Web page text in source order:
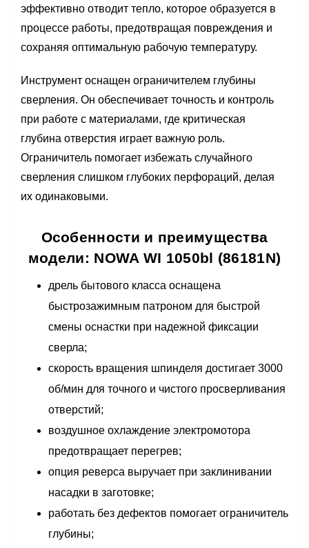
эффективно отводит тепло, которое образуется в
процессе работы, предотвращая повреждения и
сохраняя оптимальную рабочую температуру.
Инструмент оснащен ограничителем глубины
сверления. Он обеспечивает точность и контроль
при работе с материалами, где критическая
глубина отверстия играет важную роль.
Ограничитель помогает избежать случайного
сверления слишком глубоких перфораций, делая
их одинаковыми.
Особенности и преимущества
модели: NOWA WI 1050bl (86181N)
дрель бытового класса оснащена
быстрозажимным патроном для быстрой
смены оснастки при надежной фиксации
сверла;
скорость вращения шпинделя достигает 3000
об/мин для точного и чистого просверливания
отверстий;
воздушное охлаждение электромотора
предотвращает перегрев;
опция реверса выручает при заклинивании
насадки в заготовке;
работать без дефектов помогает ограничитель
глубины;